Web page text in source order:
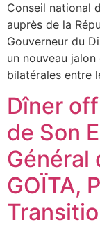
Conseil national
auprès de la
Gouverneur du
un nouveau
bilatérales entre
Dîner
de Son
Général
GOÏTA,